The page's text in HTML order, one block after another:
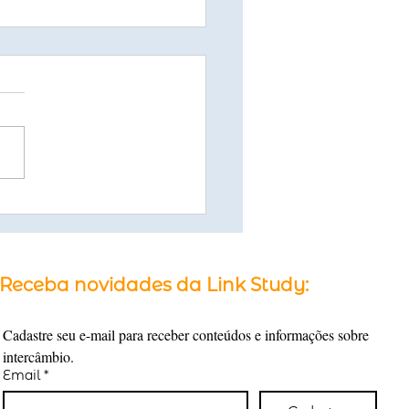
com Alta Demanda
Receba novidades da Link Study:
Cadastre seu e-mail para receber conteúdos e informações sobre
intercâmbio.
Email *